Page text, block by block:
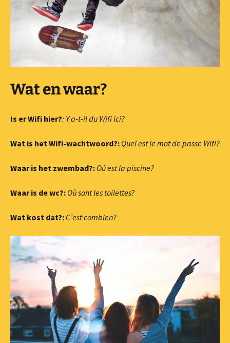
Wat en waar?
Is er Wifi hier?: Y a-t-il du Wifi ici?
Wat is het Wifi-wachtwoord?: Quel est le mot de passe Wifi?
Waar is het zwembad?: Où est la piscine?
Waar is de wc?: Où sont les toilettes?
Wat kost dat?: C’est combien?